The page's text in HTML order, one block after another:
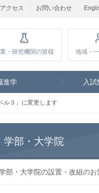
アクセス お問い合わせ
・研究機関の皆様 地域・
進学 入試
ル３」に変更します
学部・大学院
部・大学院の設置・改組のお